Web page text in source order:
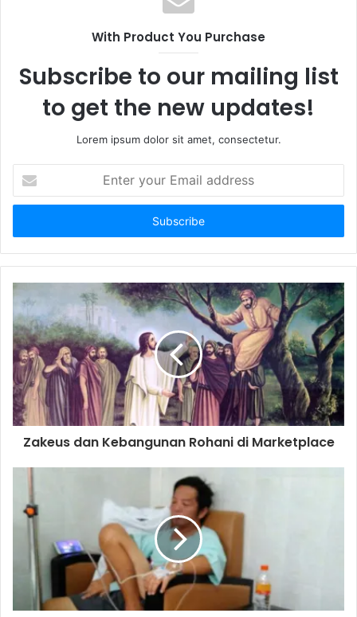
With Product You Purchase
Subscribe to our mailing list
to get the new updates!
Lorem ipsum dolor sit amet, consectetur.
t
r
y
u
E
m
i
l
a
d
Zakeus dan Kebangunan Rohani di Marketplace